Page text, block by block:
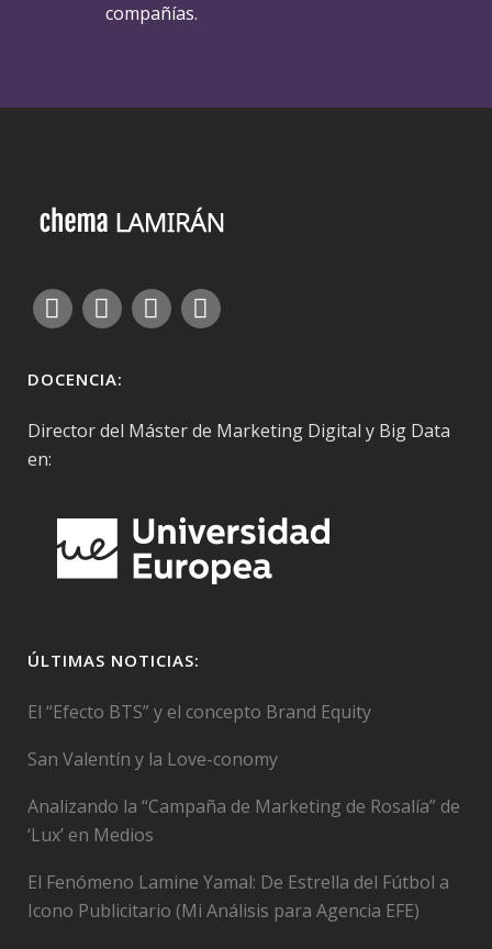
compañías.
DOCENCIA:
Director del Máster de Marketing Digital y Big Data
en:
ÚLTIMAS NOTICIAS:
El “Efecto BTS” y el concepto Brand Equity
San Valentín y la Love-conomy
Analizando la “Campaña de Marketing de Rosalía” de
‘Lux’ en Medios
El Fenómeno Lamine Yamal: De Estrella del Fútbol a
Icono Publicitario (Mi Análisis para Agencia EFE)